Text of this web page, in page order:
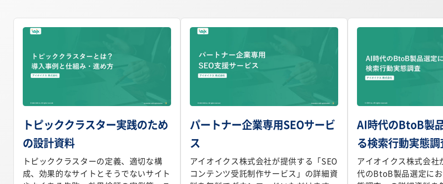
トピッククラスター実践のため
の設計資料
トピッククラスターの定義、適切な構
成、効果的なサイトとそうでないサイト
パートナー企業専用SEOサービ
ス
アイオイクス株式会社が提供する「SEO
コンテンツ受託制作サービス」の詳細資
AI時代のBtoB製
る検索行動実態調
アイオイクス株式会
代のBtoB製品選定に